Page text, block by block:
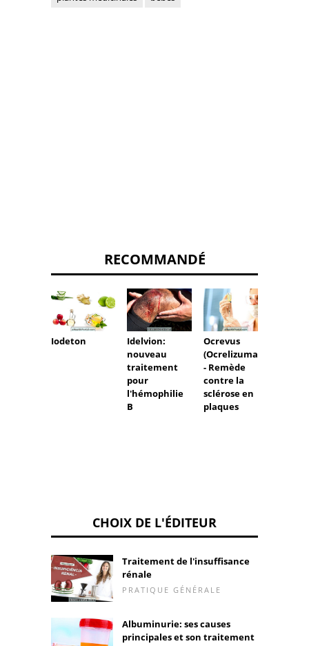
RECOMMANDÉ
Iodeton
Idelvion:
nouveau
traitement
pour
l'hémophilie
B
Ocrevus
(Ocrelizumab)
- Remède
contre la
sclérose en
plaques
CHOIX DE L'ÉDITEUR
Traitement de l'insuffisance
rénale
PRATIQUE GÉNÉRALE
Albuminurie: ses causes
principales et son traitement